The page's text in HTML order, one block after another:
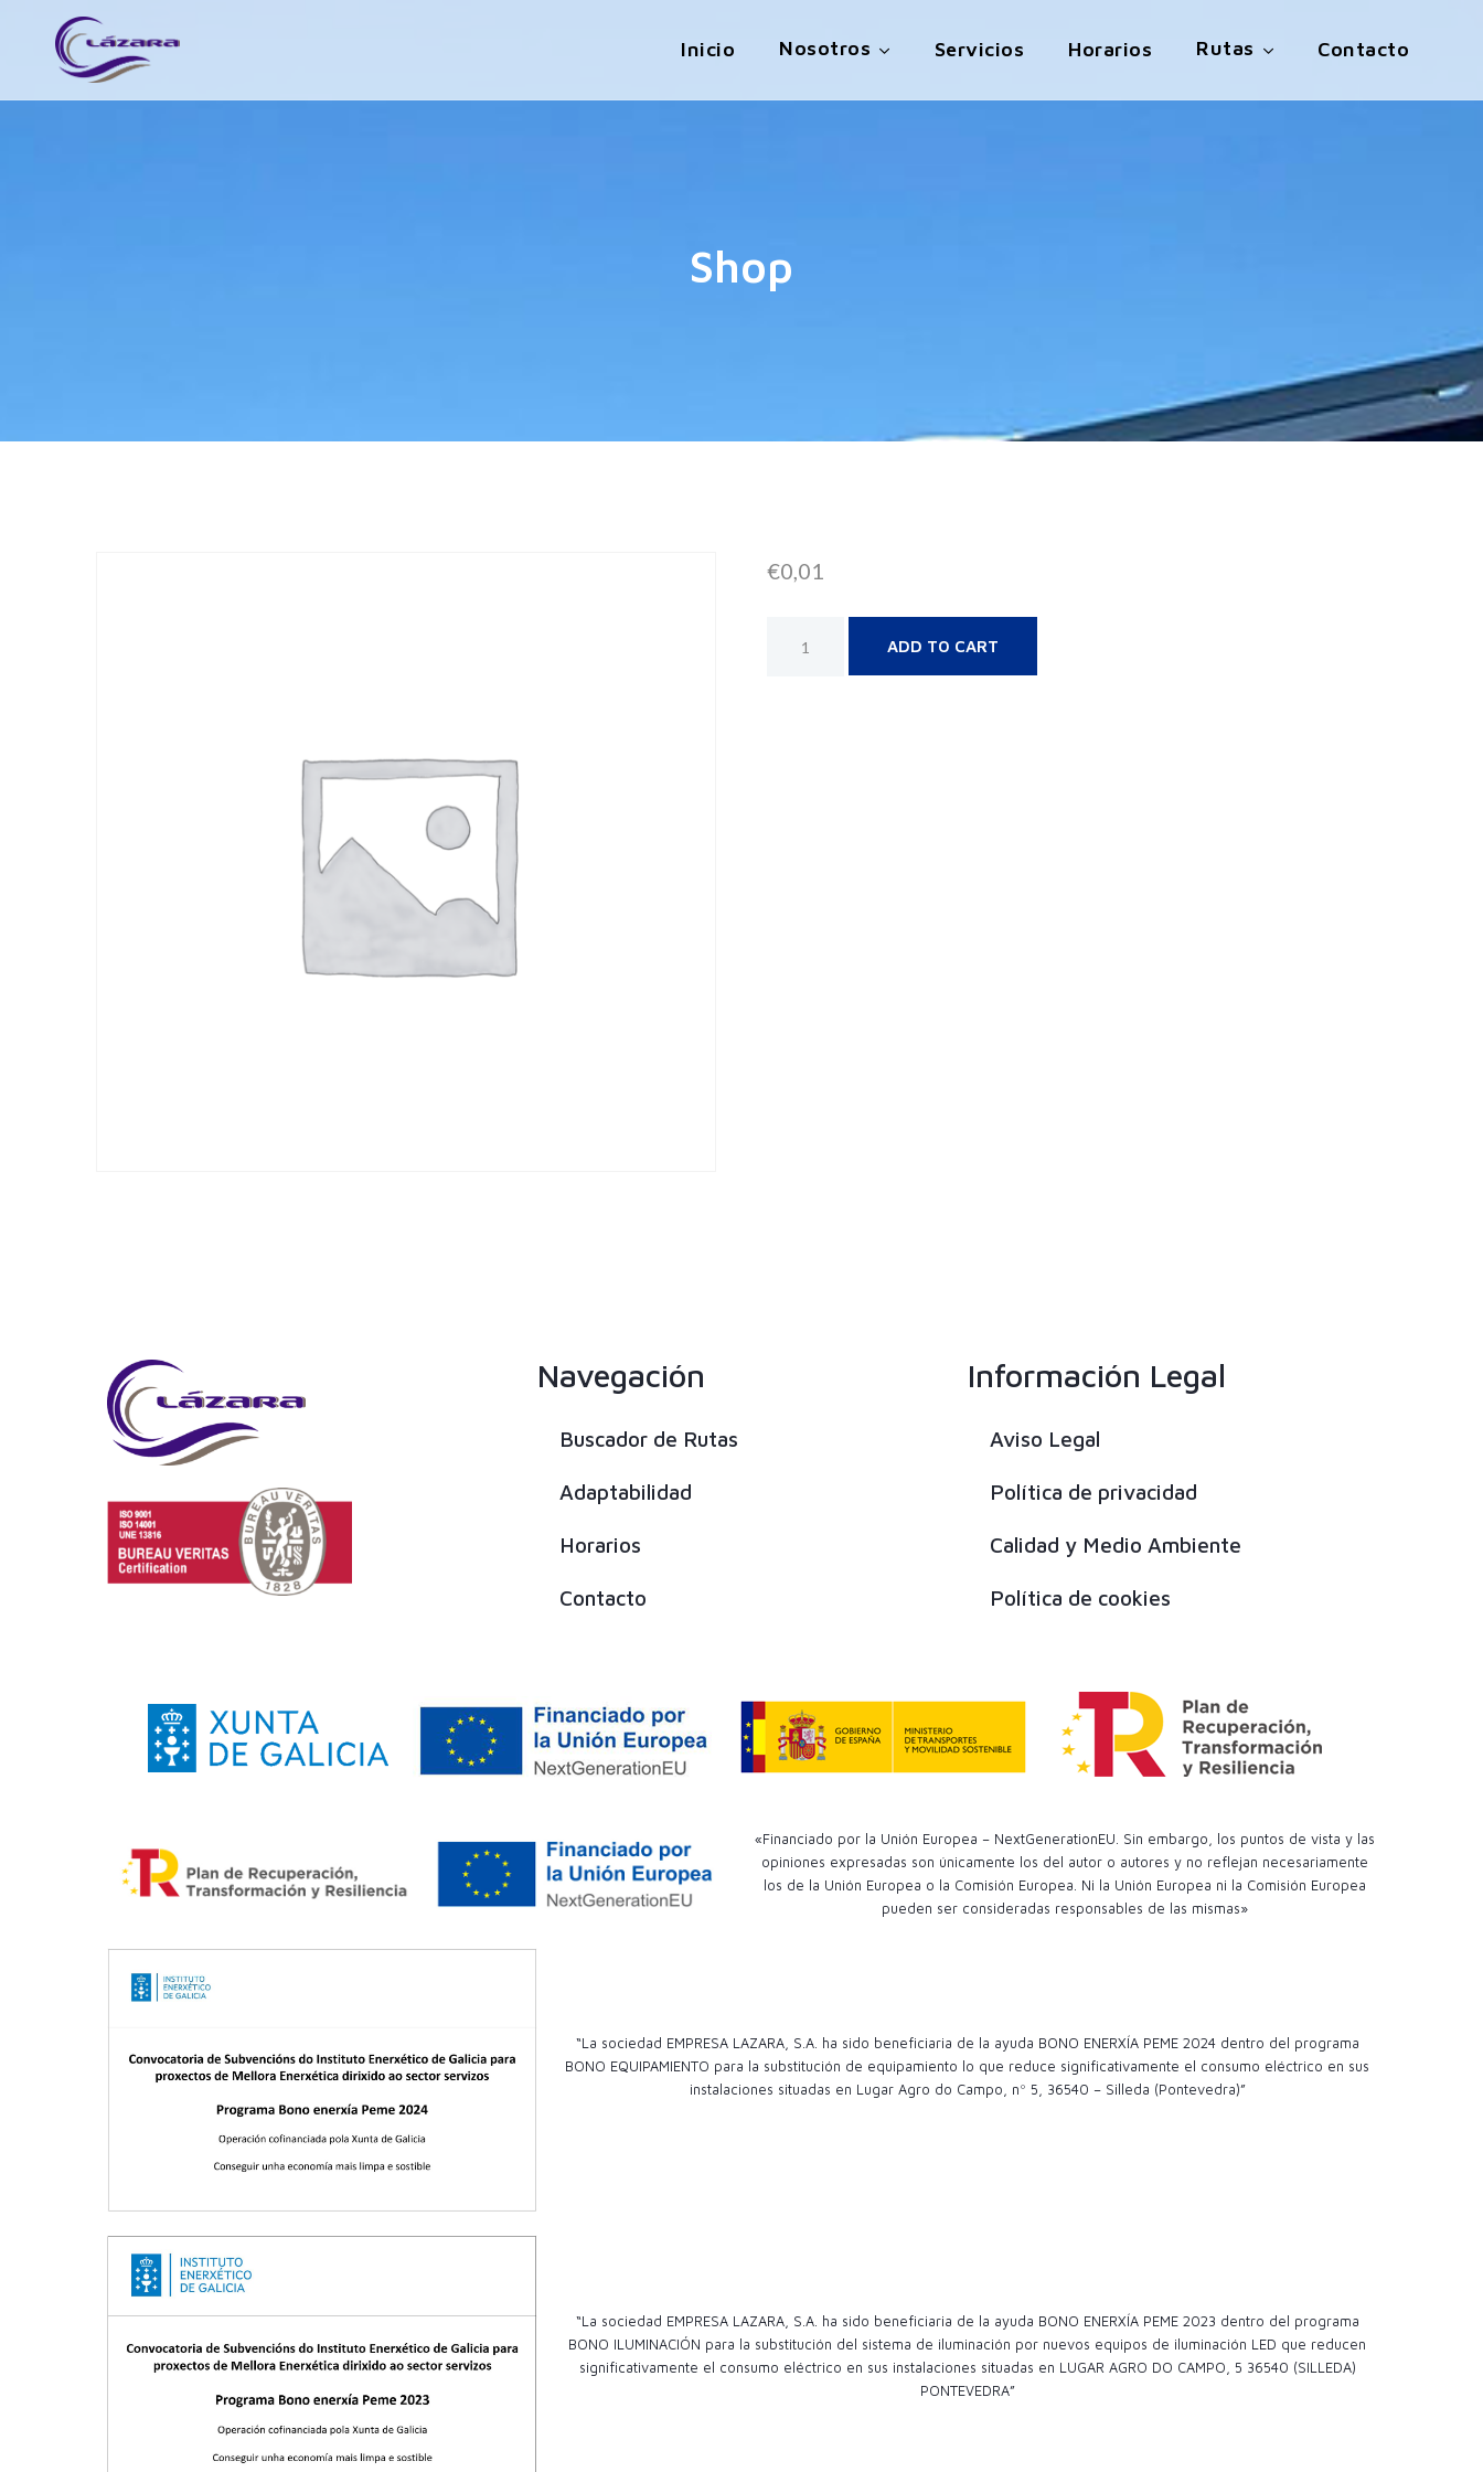
Inicio Nosotros Servicios Horarios Rutas Contacto
Shop
€0,01
ADD TO CART
Navegación
Buscador de Rutas
Adaptabilidad
Horarios
Contacto
Información Legal
Aviso Legal
Política de privacidad
Calidad y Medio Ambiente
Política de cookies
«Financiado por la Unión Europea – NextGenerationEU. Sin embargo, los puntos de vista y las
opiniones expresadas son únicamente los del autor o autores y no reflejan necesariamente
los de la Unión Europea o la Comisión Europea. Ni la Unión Europea ni la Comisión Europea
pueden ser consideradas responsables de las mismas»
“La sociedad EMPRESA LAZARA, S.A. ha sido beneficiaria de la ayuda BONO ENERXÍA PEME 2024 dentro del programa
BONO EQUIPAMIENTO para la substitución de equipamiento lo que reduce significativamente el consumo eléctrico en sus
instalaciones situadas en Lugar Agro do Campo, nº 5, 36540 – Silleda (Pontevedra)”
“La sociedad EMPRESA LAZARA, S.A. ha sido beneficiaria de la ayuda BONO ENERXÍA PEME 2023 dentro del programa
BONO ILUMINACIÓN para la substitución del sistema de iluminación por nuevos equipos de iluminación LED que reducen
significativamente el consumo eléctrico en sus instalaciones situadas en LUGAR AGRO DO CAMPO, 5 36540 (SILLEDA)
PONTEVEDRA”